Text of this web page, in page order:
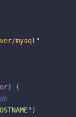
mysql "
)
{
")